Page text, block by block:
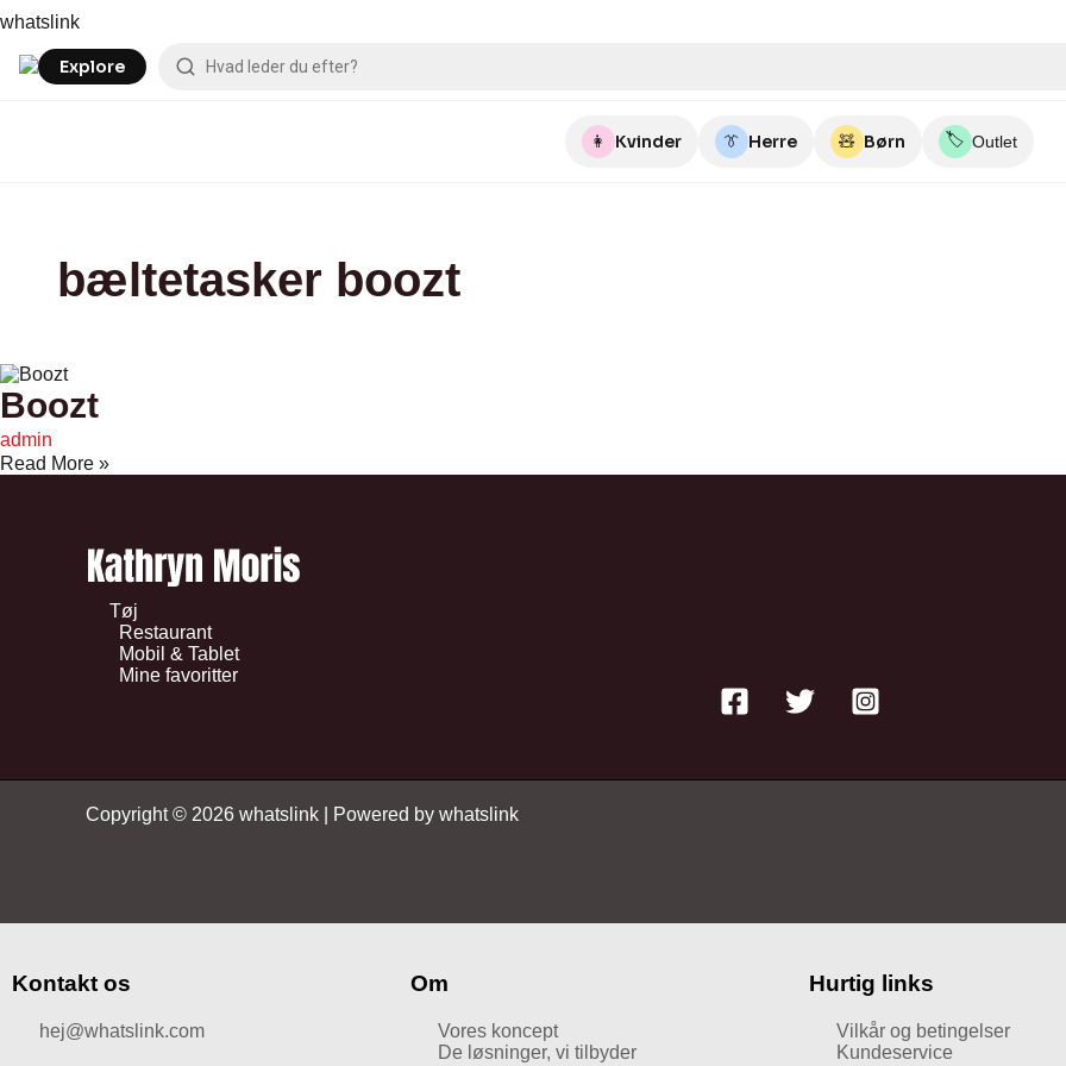
to
content
whatslink
Explore
👩 Kvinder 👔 Herre 🧸 Børn 🏷️ Outlet
bæltetasker boozt
Boozt
admin
Read More »
Tøj
Restaurant
Mobil & Tablet
Mine favoritter
Copyright © 2026 whatslink | Powered by whatslink
Kontakt os
hej@whatslink.com
Om
Vores koncept
De løsninger, vi tilbyder
Hurtig links
Vilkår og betingelser
Kundeservice